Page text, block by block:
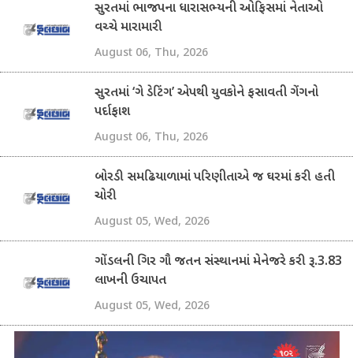
સુરતમાં ભાજપના ધારાસભ્યની ઓફિસમાં નેતાઓ
વચ્ચે મારામારી
August 06, Thu, 2026
સુરતમાં ‘ગે ડેટિંગ’ એપથી યુવકોને ફસાવતી ગેંગનો
પર્દાફાશ
August 06, Thu, 2026
બોરડી સમઢિયાળામાં પરિણીતાએ જ ઘરમાં કરી હતી
ચોરી
August 05, Wed, 2026
ગોંડલની ગિર ગૌ જતન સંસ્થાનમાં મેનેજરે કરી રૂ.3.83
લાખની ઉચાપત
August 05, Wed, 2026